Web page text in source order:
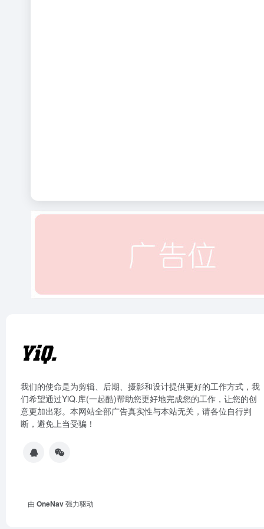
我们的使命是为剪辑、后期、摄影和设计提供更好的工作方式，我
们希望通过YiQ.库(一起酷)帮助您更好地完成您的工作，让您的创
意更加出彩。本网站全部广告真实性与本站无关，请各位自行判
断，避免上当受骗！
由 OneNav强力驱动